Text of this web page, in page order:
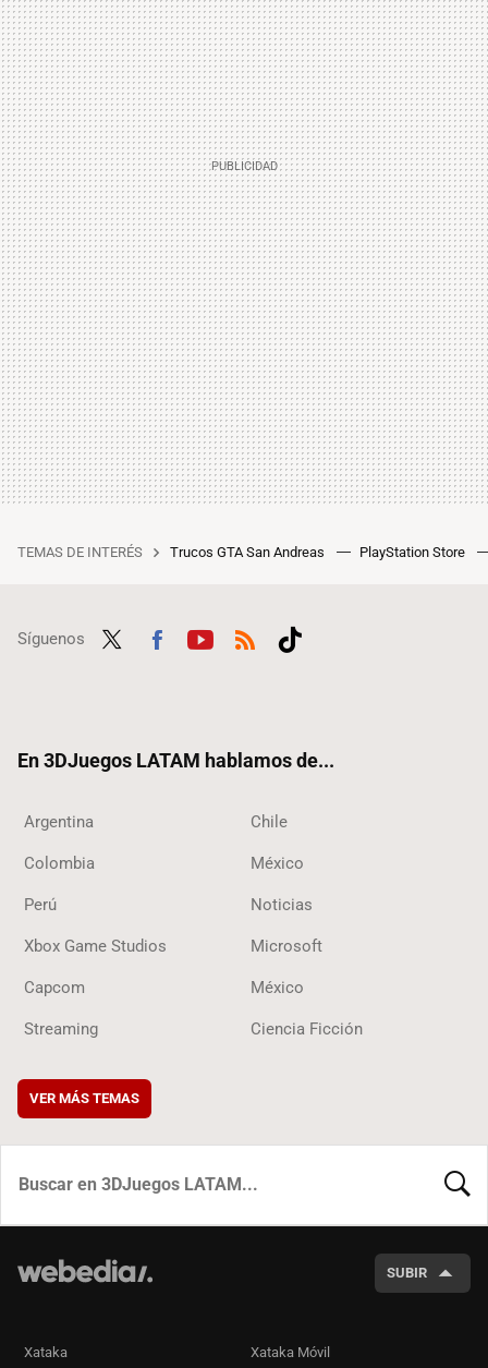
TEMAS DE INTERÉS Trucos GTA San Andreas PlayStation Store
Síguenos
En 3DJuegos LATAM hablamos de...
Argentina Chile
Colombia México
Perú Noticias
Xbox Game Studios Microsoft
Capcom México
Streaming Ciencia Ficción
VER MÁS TEMAS
SUBIR
Xataka Xataka Móvil